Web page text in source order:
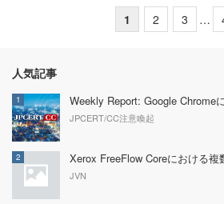
1 2 3 …
人気記事
1 Weekly Report: Google Chrome
JPCERT/CC注意喚起
2 Xerox FreeFlow Coreにおける複
JVN